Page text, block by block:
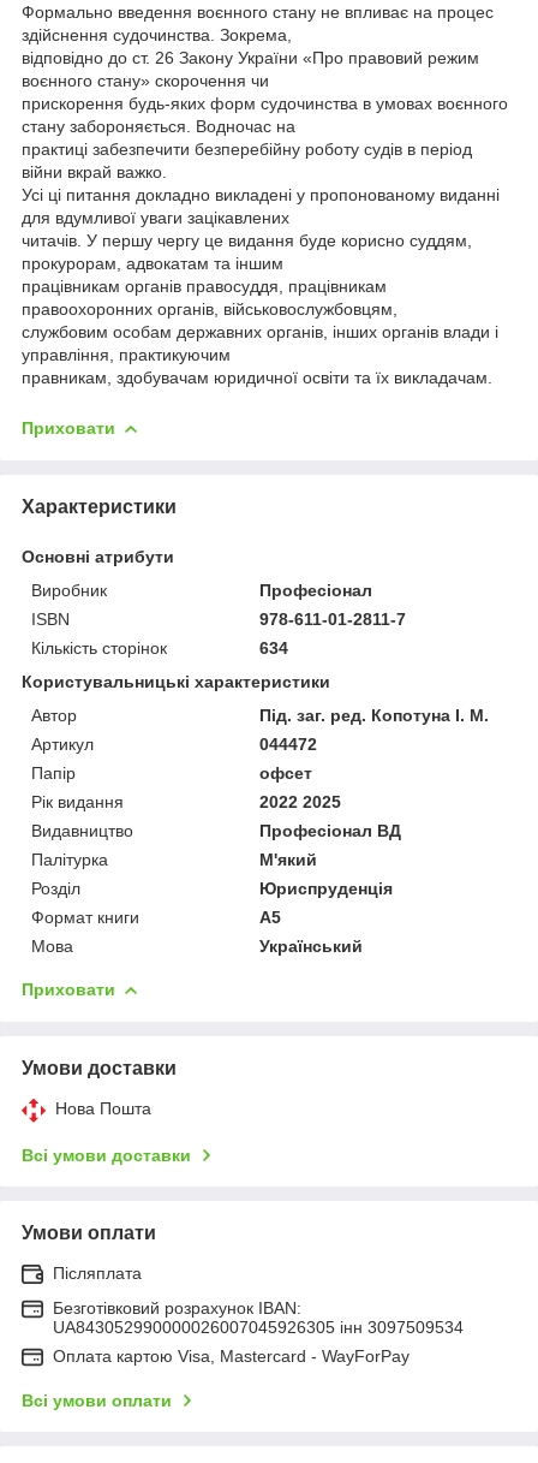
Формально введення воєнного стану не впливає на процес
здійснення судочинства. Зокрема,
відповідно до ст. 26 Закону України «Про правовий режим
воєнного стану» скорочення чи
прискорення будь-яких форм судочинства в умовах воєнного
стану забороняється. Водночас на
практиці забезпечити безперебійну роботу судів в період
війни вкрай важко.
Усі ці питання докладно викладені у пропонованому виданні
для вдумливої уваги зацікавлених
читачів. У першу чергу це видання буде корисно суддям,
прокурорам, адвокатам та іншим
працівникам органів правосуддя, працівникам
правоохоронних органів, військовослужбовцям,
службовим особам державних органів, інших органів влади і
управління, практикуючим
правникам, здобувачам юридичної освіти та їх викладачам.
Приховати
Характеристики
Основні атрибути
Виробник
Професіонал
ISBN
978-611-01-2811-7
Кількість сторінок
634
Користувальницькі характеристики
Автор
Під. заг. ред. Копотуна І. М.
Артикул
044472
Папір
офсет
Рік видання
2022 2025
Видавництво
Професіонал ВД
Палітурка
М'який
Розділ
Юриспруденція
Формат книги
А5
Мова
Український
Приховати
Умови доставки
Нова Пошта
Всі умови доставки
Умови оплати
Післяплата
Безготівковий розрахунок IBAN:
UA843052990000026007045926305 інн 3097509534
Оплата картою Visa, Mastercard - WayForPay
Всі умови оплати